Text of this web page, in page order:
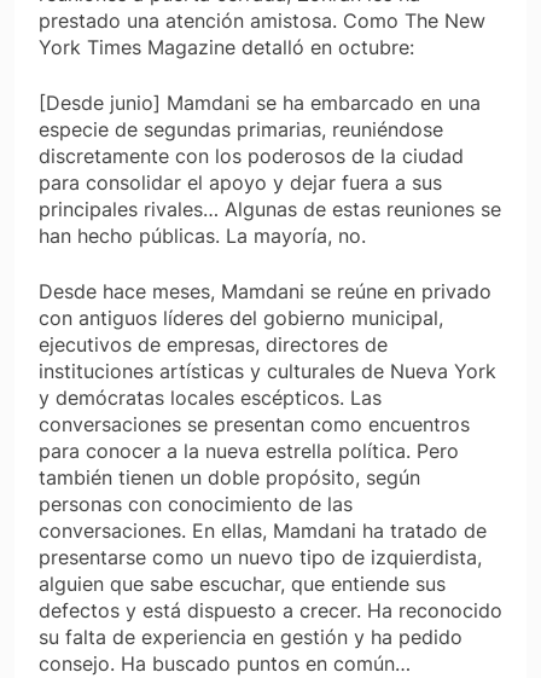
prestado una atención amistosa. Como The New
York Times Magazine detalló en octubre:
[Desde junio] Mamdani se ha embarcado en una
especie de segundas primarias, reuniéndose
discretamente con los poderosos de la ciudad
para consolidar el apoyo y dejar fuera a sus
principales rivales… Algunas de estas reuniones se
han hecho públicas. La mayoría, no.
Desde hace meses, Mamdani se reúne en privado
con antiguos líderes del gobierno municipal,
ejecutivos de empresas, directores de
instituciones artísticas y culturales de Nueva York
y demócratas locales escépticos. Las
conversaciones se presentan como encuentros
para conocer a la nueva estrella política. Pero
también tienen un doble propósito, según
personas con conocimiento de las
conversaciones. En ellas, Mamdani ha tratado de
presentarse como un nuevo tipo de izquierdista,
alguien que sabe escuchar, que entiende sus
defectos y está dispuesto a crecer. Ha reconocido
su falta de experiencia en gestión y ha pedido
consejo. Ha buscado puntos en común…